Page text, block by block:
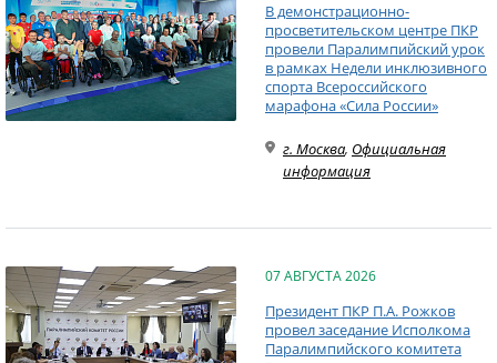
В демонстрационно-
просветительском центре ПКР
провели Паралимпийский урок
в рамках Недели инклюзивного
спорта Всероссийского
марафона «Сила России»
г. Москва, Официальная
информация
07 АВГУСТА 2026
Президент ПКР П.А. Рожков
провел заседание Исполкома
Паралимпийского комитета